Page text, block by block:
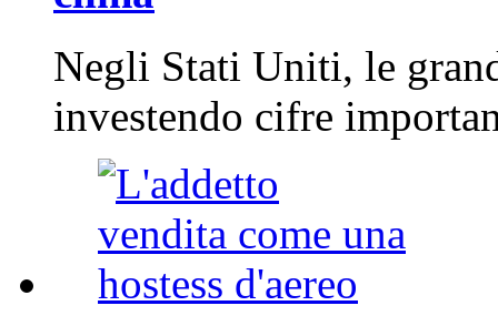
Negli Stati Uniti, le
investendo cifre